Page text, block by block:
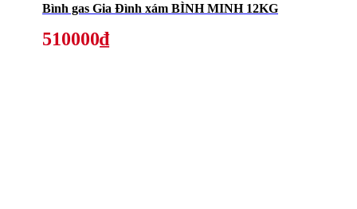
Bình gas Gia Đình xám BÌNH MINH 12KG
510000₫